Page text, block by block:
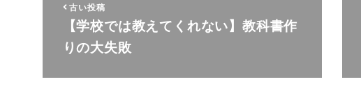
古い投稿
【学校では教えてくれない】教科書作
りの大失敗